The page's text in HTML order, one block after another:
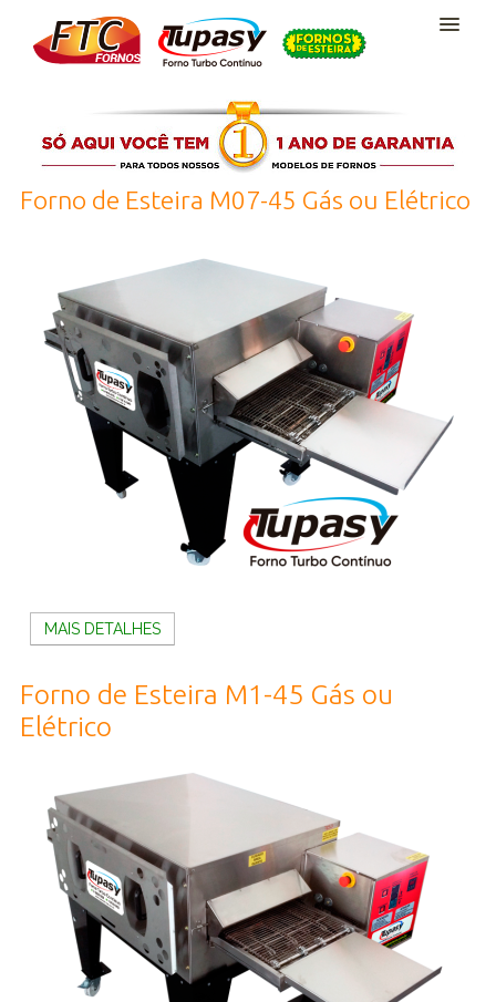
Quem Somos
Fornos de Esteira
Outros Produtos
Peças
Videos
Contato
Forno de Esteira M07-45 Gás ou Elétrico
MAIS DETALHES
Forno de Esteira M1-45 Gás ou
Elétrico